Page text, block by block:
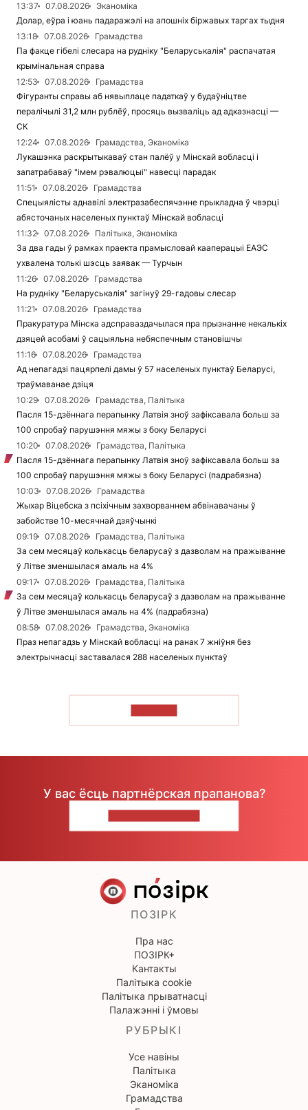
13:37
07.08.2026
Эканоміка
Долар, еўра і юань падаражэлі на апошніх біржавых таргах тыдня
13:18
07.08.2026
Грамадства
Па факце гібелі слесара на рудніку "Беларуськалія" распачатая
крымінальная справа
12:53
07.08.2026
Грамадства
Фігуранты справы аб нявыплаце падаткаў у будаўніцтве
пералічылі 31,2 млн рублёў, просяць вызваліць ад адказнасці —
СК
12:24
07.08.2026
Грамадства, Эканоміка
Лукашэнка раскрытыкаваў стан палёў у Мінскай вобласці і
запатрабаваў "імем рэвалюцыі" навесці парадак
11:51
07.08.2026
Грамадства
Спецыялісты аднавілі электразабеспячэнне прыкладна ў чвэрці
абясточаных населеных пунктаў Мінскай вобласці
11:32
07.08.2026
Палітыка, Эканоміка
За два гады ў рамках праекта прамысловай кааперацыі ЕАЭС
ухвалена толькі шэсць заявак — Турчын
11:26
07.08.2026
Грамадства
На рудніку "Беларуськалія" загінуў 29-гадовы слесар
11:21
07.08.2026
Грамадства
Пракуратура Мінска адсправаздачылася пра прызнанне некалькіх
дзяцей асобамі ў сацыяльна небяспечным становішчы
11:16
07.08.2026
Грамадства
Ад непагадзі пацярпелі дамы ў 57 населеных пунктаў Беларусі,
траўмаванае дзіця
10:29
07.08.2026
Грамадства, Палітыка
Пасля 15-дзённага перапынку Латвія зноў зафіксавала больш за
100 спробаў парушэння мяжы з боку Беларусі
10:20
07.08.2026
Грамадства, Палітыка
Пасля 15-дзённага перапынку Латвія зноў зафіксавала больш за
100 спробаў парушэння мяжы з боку Беларусі (падрабязна)
10:03
07.08.2026
Грамадства
Жыхар Віцебска з псіхічным захворваннем абвінавачаны ў
забойстве 10-месячнай дзяўчынкі
09:19
07.08.2026
Грамадства, Палітыка
За сем месяцаў колькасць беларусаў з дазволам на пражыванне
ў Літве зменшылася амаль на 4%
09:17
07.08.2026
Грамадства, Палітыка
За сем месяцаў колькасць беларусаў з дазволам на пражыванне
ў Літве зменшылася амаль на 4% (падрабязна)
08:58
07.08.2026
Грамадства, Эканоміка
Праз непагадзь у Мінскай вобласці на ранак 7 жніўня без
электрычнасці заставалася 288 населеных пунктаў
У вас ёсць партнёрская прапанова?
ПОЗІРК
Пра нас
ПОЗІРК+
Кантакты
Палітыка cookie
Палітыка прыватнасці
Палажэнні і ўмовы
РУБРЫКІ
Усе навіны
Палітыка
Эканоміка
Грамадства